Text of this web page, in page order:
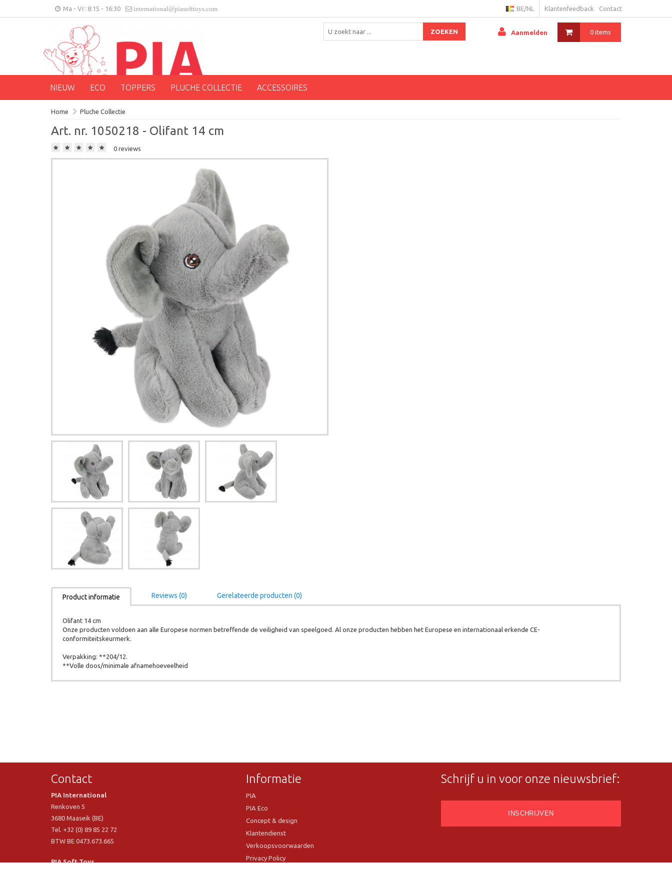
Ma - Vr: 8:15 - 16:30 international@piasofttoys.com Klantenfeedback Contact
BE/NL
0 items
Aanmelden
ZOEKEN
NIEUW ECO TOPPERS PLUCHE COLLECTIE ACCESSOIRES
Home Pluche Collectie
Art. nr. 1050218 - Olifant 14 cm
0 reviews
Product informatie Reviews (0) Gerelateerde producten (0)
Olifant 14 cm
Onze producten voldoen aan alle Europese normen betreffende de veiligheid van speelgoed. Al onze producten hebben het Europese en internationaal erkende CE-
conformiteitskeurmerk.
Verpakking: **204/12.
**Volle doos/minimale afnamehoeveelheid
Contact
PIA International
Renkoven 5
3680 Maaseik (BE)
Tel. +32 (0) 89 85 22 72
BTW BE 0473.673.665
PIA Soft Toys
Informatie
PIA
PIA Eco
Concept & design
Klantendienst
Verkoopsvoorwaarden
Privacy Policy
Schrijf u in voor onze nieuwsbrief: